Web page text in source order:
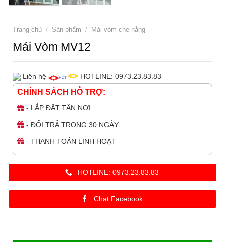
Trang chủ / Sản phẩm / Mái vòm che nắng
Mái Vòm MV12
Liên hệ HOTLINE: 0973.23.83.83
CHÍNH SÁCH HỖ TRỢ:
- LẮP ĐẶT TẬN NƠI .
- ĐỔI TRẢ TRONG 30 NGÀY
- THANH TOÁN LINH HOẠT
HOTLINE: 0973.23.83.83
Chat Facebook